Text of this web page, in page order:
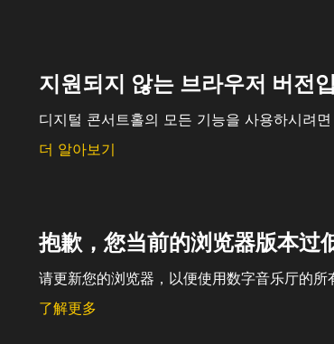
지원되지 않는 브라우저 버전
디지털 콘서트홀의 모든 기능을 사용하시려
더 알아보기
抱歉，您当前的浏览器版本过
请更新您的浏览器，以便使用数字音乐厅的所
了解更多